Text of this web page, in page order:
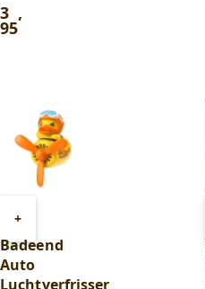
3 ,
95
+
aan
winkelwagen
Badeend
Auto
Luchtverfrisser